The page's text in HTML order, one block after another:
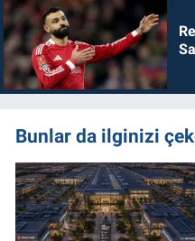
Bunlar da ilginizi